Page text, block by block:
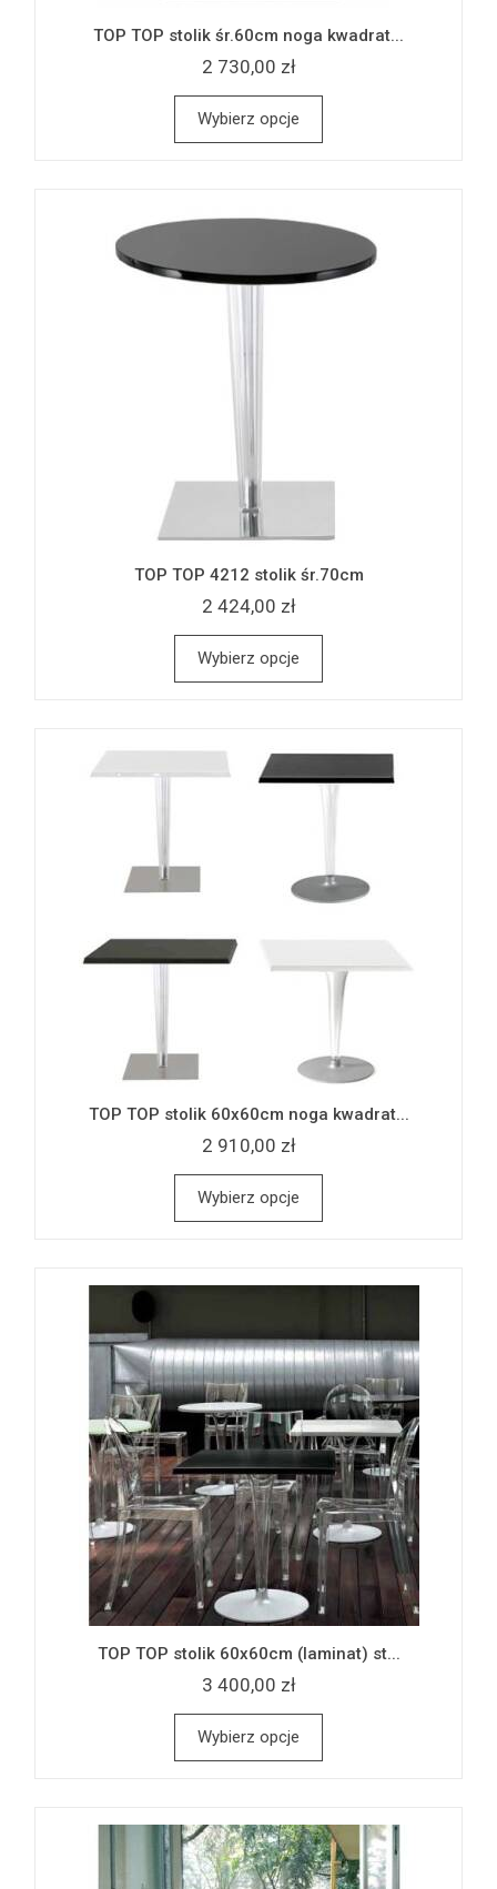
TOP TOP stolik śr.60cm noga kwadrat...
2 730,00 zł
Wybierz opcje
TOP TOP 4212 stolik śr.70cm
2 424,00 zł
Wybierz opcje
TOP TOP stolik 60x60cm noga kwadrat...
2 910,00 zł
Wybierz opcje
TOP TOP stolik 60x60cm (laminat) st...
3 400,00 zł
Wybierz opcje